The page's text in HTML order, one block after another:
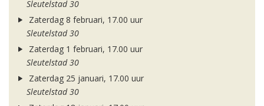
Sleutelstad 30
Zaterdag 8 februari, 17.00 uur
Sleutelstad 30
Zaterdag 1 februari, 17.00 uur
Sleutelstad 30
Zaterdag 25 januari, 17.00 uur
Sleutelstad 30